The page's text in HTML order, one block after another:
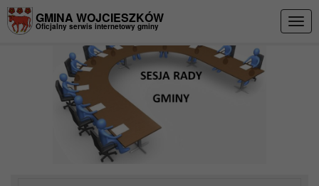
GMINA WOJCIESZKÓW
Oficjalny serwis internetowy gminy